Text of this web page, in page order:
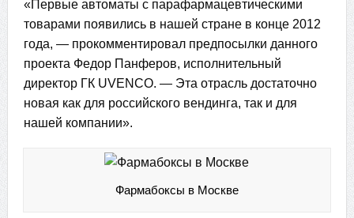
«Первые автоматы с парафармацевтическими
товарами появились в нашей стране в конце 2012
года, — прокомментировал предпосылки данного
проекта Федор Панферов, исполнительный
директор ГК UVENCO. — Эта отрасль достаточно
новая как для российского вендинга, так и для
нашей компании».
Фармабоксы в Москве